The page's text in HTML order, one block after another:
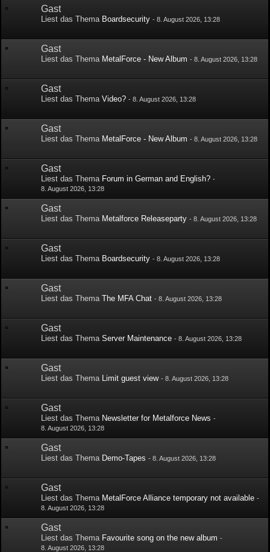
Gast
Liest das Thema Boardsecurity -8. August 2026, 13:28
Gast
Liest das Thema MetalForce - New Album -8. August 2026, 13:28
Gast
Liest das ThemaVideo? -8. August 2026, 13:28
Gast
Liest das Thema MetalForce - New Album -8. August 2026, 13:28
Gast
Liest das Thema Forum in German and English? -
8. August 2026, 13:28
Gast
Liest das Thema Metalforce Releaseparty -8. August 2026, 13:28
Gast
Liest das Thema Boardsecurity -8. August 2026, 13:28
Gast
Liest das ThemaThe MFA Chat -8. August 2026, 13:28
Gast
Liest das ThemaServer Maintenance -8. August 2026, 13:28
Gast
Liest das Thema Limit guest view -8. August 2026, 13:28
Gast
Liest das Thema Newsletter for Metalforce News -
8. August 2026, 13:28
Gast
Liest das Thema Demo-Tapes -8. August 2026, 13:28
Gast
Liest das Thema MetalForce Alliance temporary not available -
8. August 2026, 13:28
Gast
Liest das Thema Favourite song on the new album -
8. August 2026, 13:28